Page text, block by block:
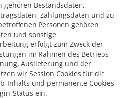
gehören Bestandsdaten,
Zahlungsdaten und zu
Personen gehören
und sonstige
erfolgt zum Zweck der
im Rahmen des Betriebs
Auslieferung und der
wir Session Cookies für die
Inhalts und permanente Cookies
Status ein.